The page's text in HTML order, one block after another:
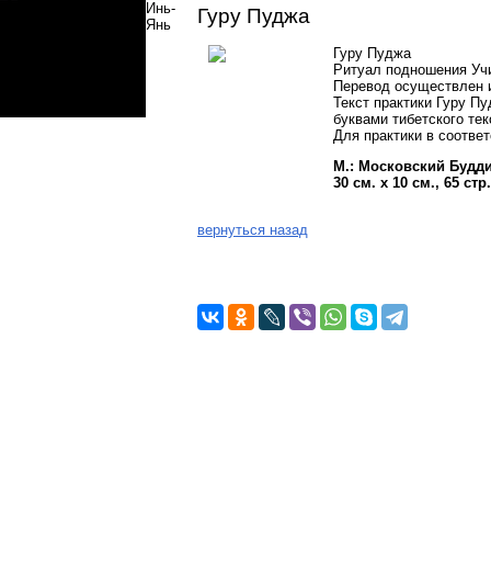
Гуру Пуджа
Гуру Пуджа
Ритуал подношения
Перевод осуществлен
Текст практики Гуру
буквами тибетского
Для практики в
М.: Московский
30 см. х 10 см., 65
вернуться назад